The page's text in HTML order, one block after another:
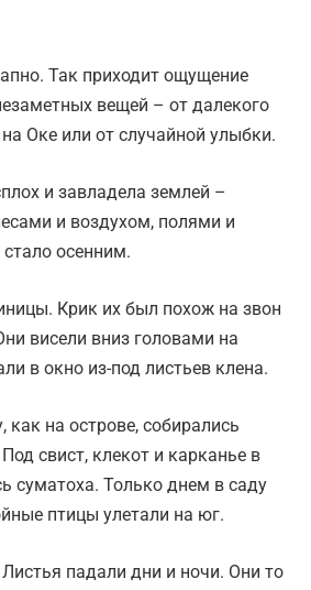
Так приходит ощущение
вещей – от далекого
Оке или от случайной улыбки.
и завладела землей –
и воздухом, полями и
осенним.
Крик их был похож на звон
висели вниз головами на
в окно из-под листьев клена.
как на острове, собирались
свист, клекот и карканье в
суматоха. Только днем в саду
птицы улетали на юг.
падали дни и ночи. Они то